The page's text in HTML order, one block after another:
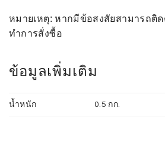
หมายเหตุ: หากมีข้อสงสัยสามารถติ
ทำการสั่งซื้อ
ข้อมูลเพิ่มเติม
น้ำหนัก 0.5 กก.